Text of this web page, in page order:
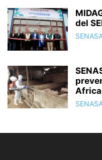
del